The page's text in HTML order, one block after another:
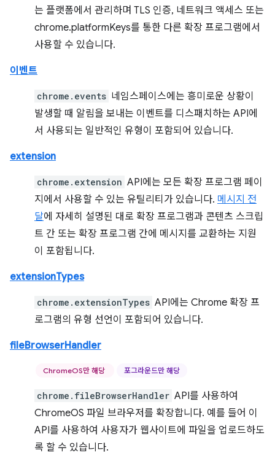
는 플랫폼에서 관리하며 TLS 인증, 네트워크 액세스 또는
chrome.platformKeys를 통한 다른 확장 프로그램에서
사용할 수 있습니다.
이벤트
chrome.events 네임스페이스에는 흥미로운 상황이
발생할 때 알림을 보내는 이벤트를 디스패치하는 API에
서 사용되는 일반적인 유형이 포함되어 있습니다.
extension
chrome.extension API에는 모든 확장 프로그램 페이
지에서 사용할 수 있는 유틸리티가 있습니다. 메시지 전
달에 자세히 설명된 대로 확장 프로그램과 콘텐츠 스크립
트 간 또는 확장 프로그램 간에 메시지를 교환하는 지원
이 포함됩니다.
extensionTypes
chrome.extensionTypes API에는 Chrome 확장 프
로그램의 유형 선언이 포함되어 있습니다.
fileBrowserHandler
ChromeOS만 해당 포그라운드만 해당
chrome.fileBrowserHandler API를 사용하여
ChromeOS 파일 브라우저를 확장합니다. 예를 들어 이
API를 사용하여 사용자가 웹사이트에 파일을 업로드하도
록 할 수 있습니다.